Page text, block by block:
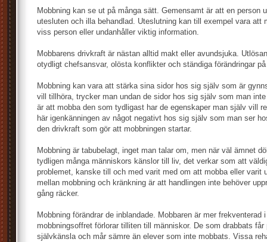
Mobbning kan se ut på många sätt. Gemensamt är att en person
utesluten och illa behandlad. Uteslutning kan till exempel vara att
viss person eller undanhåller viktig information.
Mobbarens drivkraft är nästan alltid makt eller avundsjuka.
otydligt chefsansvar, olösta konflikter och ständiga förändringar
Mobbning kan vara att stärka sina sidor hos sig själv som är
vill tillhöra, trycker man undan de sidor hos sig själv som man
är att mobba den som tydligast har de egenskaper man själv vill
här igenkänningen av något negativt hos sig själv som man ser
den drivkraft som gör att mobbningen startar.
Mobbning är tabubelagt, inget man talar om, men när väl ämnet
tydligen många människors känslor till liv, det verkar som att
problemet, kanske till och med varit med om att mobba eller varit
mellan mobbning och kränkning är att handlingen inte behöver
gång räcker.
Mobbning förändrar de inblandade. Mobbaren är mer frekventerad
mobbningsoffret förlorar tilliten till människor. De som drabbats
självkänsla och mår sämre än elever som inte mobbats. Vissa